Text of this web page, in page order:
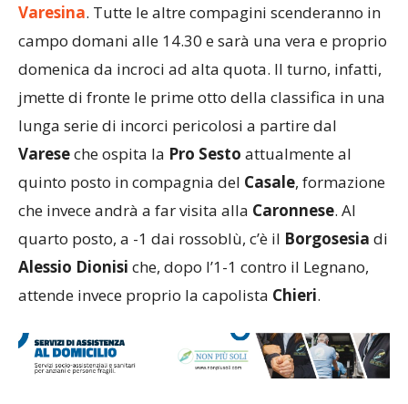
Varesina. Tutte le altre compagini scenderanno in
campo domani alle 14.30 e sarà una vera e proprio
domenica da incroci ad alta quota. Il turno, infatti,
jmette di fronte le prime otto della classifica in una
lunga serie di incorci pericolosi a partire dal
Vareseche ospita la Pro Sesto attualmente al
quinto posto in compagnia del Casale, formazione
che invece andrà a far visita alla Caronnese. Al
quarto posto, a -1 dai rossoblù, c’è il Borgosesia di
Alessio Dionisi che, dopo l’1-1 contro il Legnano,
attende invece proprio la capolista Chieri.